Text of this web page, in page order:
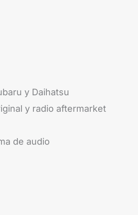
y Daihatsu
y radio aftermarket
de audio